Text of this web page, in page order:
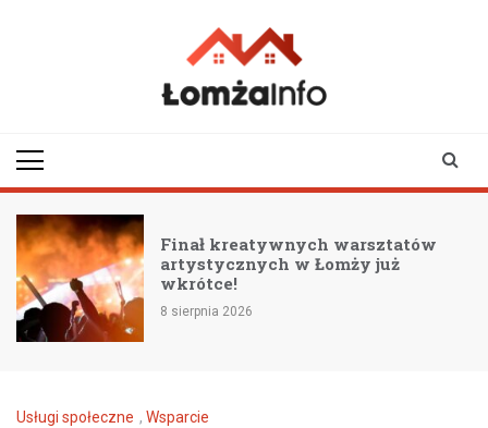
Finał kreatywnych warsztatów
artystycznych w Łomży już
wkrótce!
8 sierpnia 2026
Usługi społeczne , Wsparcie